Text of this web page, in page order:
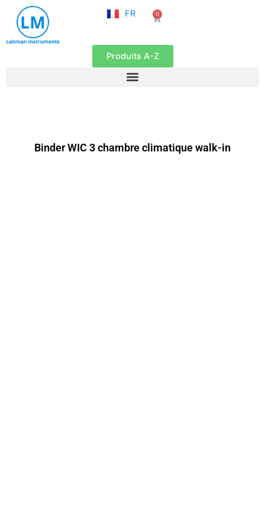
contenu
FR
EN
0
Panier
Produits A-Z
Binder WIC 3 chambre climatique walk-in